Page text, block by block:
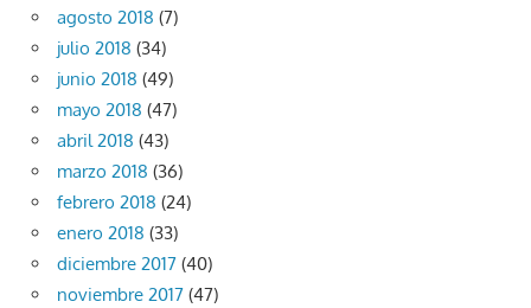
agosto 2018 (7)
julio 2018 (34)
junio 2018 (49)
mayo 2018 (47)
abril 2018 (43)
marzo 2018 (36)
febrero 2018 (24)
enero 2018 (33)
diciembre 2017 (40)
noviembre 2017 (47)